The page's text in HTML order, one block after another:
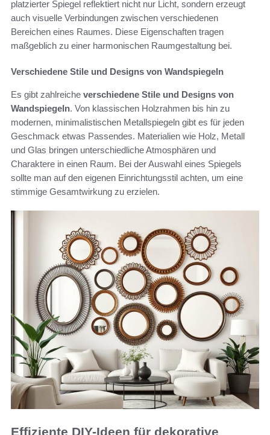
platzierter Spiegel reflektiert nicht nur Licht, sondern erzeugt
auch visuelle Verbindungen zwischen verschiedenen
Bereichen eines Raumes. Diese Eigenschaften tragen
maßgeblich zu einer harmonischen Raumgestaltung bei.
Verschiedene Stile und Designs von Wandspiegeln
Es gibt zahlreiche verschiedene Stile und Designs von
Wandspiegeln. Von klassischen Holzrahmen bis hin zu
modernen, minimalistischen Metallspiegeln gibt es für jeden
Geschmack etwas Passendes. Materialien wie Holz, Metall
und Glas bringen unterschiedliche Atmosphären und
Charaktere in einen Raum. Bei der Auswahl eines Spiegels
sollte man auf den eigenen Einrichtungsstil achten, um eine
stimmige Gesamtwirkung zu erzielen.
Effiziente DIY-Ideen für dekorative